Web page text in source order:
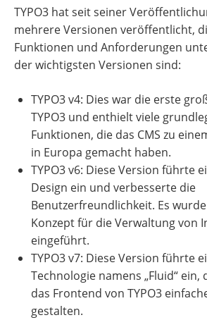
TYPO3 hat seit seiner
mehrere Versionen veröffentlicht,
Funktionen und Anforderungen
der wichtigsten Versionen sind:
TYPO3 v4: Dies war die erste
TYPO3 und enthielt viele
Funktionen, die das CMS zu
in Europa gemacht haben.
TYPO3 v6: Diese Version führte
Design ein und verbesserte die
Benutzerfreundlichkeit. Es
Konzept für die Verwaltung von
eingeführt.
TYPO3 v7: Diese Version führte
Technologie namens „Fluid“ ein,
das Frontend von TYPO3
gestalten.